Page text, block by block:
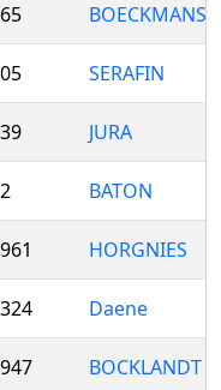
BOECKMANS
SERAFIN
JURA
BATON
HORGNIES
Daene
BOCKLANDT